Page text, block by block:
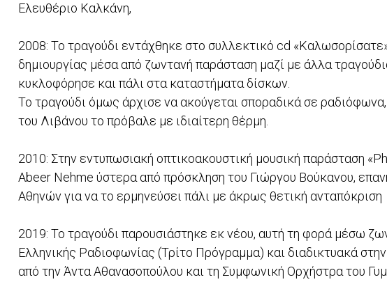
Ελευθέριο Καλκάνη,
2008: Το τραγούδι εντάχθηκε στο συλλεκτικό cd
δημιουργίας μέσα από ζωντανή παράσταση μαζί με άλλα
κυκλοφόρησε και πάλι στα καταστήματα δίσκων.
Το τραγούδι όμως άρχισε να ακούγεται σποραδικά σε
του Λιβάνου το πρόβαλε με ιδιαίτερη θέρμη.
2010: Στην εντυπωσιακή οπτικοακουστική μουσική παράσταση
Abeer Nehme ύστερα από πρόσκληση του Γιώργου Βούκανου,
Αθηνών για να το ερμηνεύσει πάλι με άκρως θετική ανταπόκριση
2019: Το τραγούδι παρουσιάστηκε εκ νέου, αυτή τη φορά μέσω
Ελληνικής Ραδιοφωνίας (Τρίτο Πρόγραμμα) και διαδικτυακά
από την Άντα Αθανασοπούλου και τη Συμφωνική Ορχήστρα του